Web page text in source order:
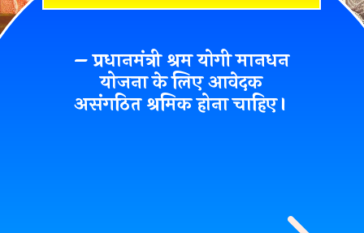
– प्रधानमंत्री श्रम योगी मानधन
योजना के लिए आवेदक
असंगठित श्रमिक होना चाहिए।